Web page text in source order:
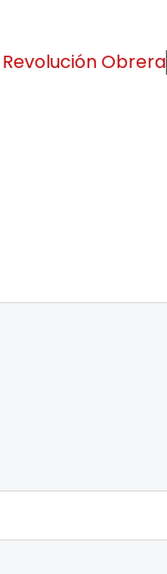
Revolución Obrera